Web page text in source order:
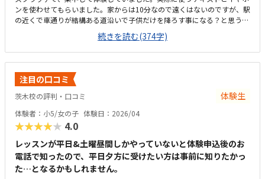
ンを使わせてもらいました。家からは10分なので遠くはないのですが、駅
の近くで車通りが結構ある道沿いで子供だけを降ろす事になる？と思うと
少し気を使うかなと思いました。(専用駐車場は徒歩1分位の場所にありま
した)学習塾の一角にパソコンスペースがあるかんじです。広過ぎず狭過
ぎずで、ちょうど良かったです。入会金が少し高めですが、その分月会費
もなく、他の教室に比べるととても安いと思います。体験教室でも、体験
したプログラミング内容を最後「保存」の処理をさせてもらえたのが子供
がとても満足そうでした。体験後すぐに「ここに通いたい！」と嬉しそう
に言っていました。
続きを読む(374字)
注目の口コミ
茨木校の評判・口コミ 体験生
体験者：小5/女の子 体験日：2026/04
★★★★★ 4.0
レッスンが平日&土曜昼間しかやっていないと体験申込後のお
電話で知ったので、平日夕方に受けたい方は事前に知りたかっ
た…となるかもしれません。